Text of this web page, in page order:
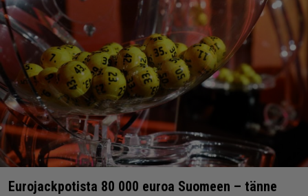
Eurojackpotista 80 000 euroa Suomeen – tänne